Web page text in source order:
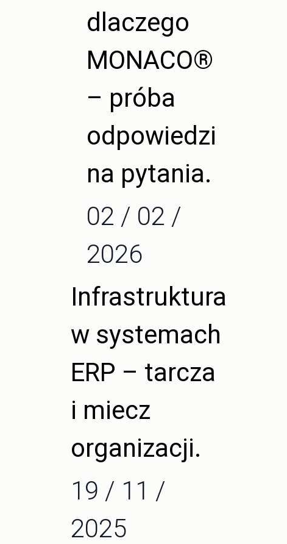
dlaczego
MONACO®
– próba
odpowiedzi
na pytania.
02 / 02 /
2026
Infrastruktura
w systemach
ERP – tarcza
i miecz
organizacji.
19 / 11 /
2025